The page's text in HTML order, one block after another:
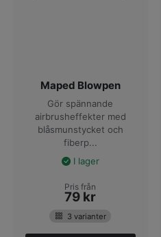
Maped Blowpen
Gör spännande
airbrusheffekter med
blåsmunstycket och
fiberp...
I lager
Pris från
79 kr
3 varianter